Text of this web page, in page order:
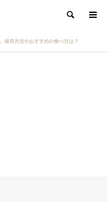
検索
保存方法やおすすめの食べ方は？